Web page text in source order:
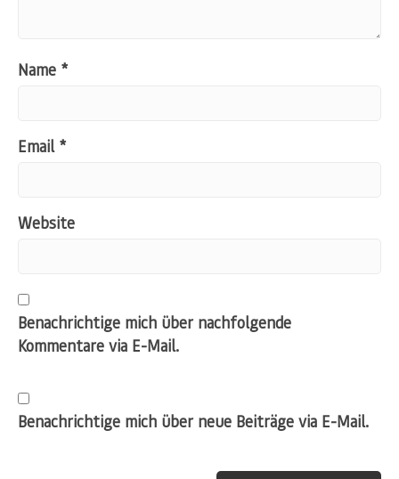
Name *
Email *
Website
Benachrichtige mich über nachfolgende
Kommentare via E-Mail.
Benachrichtige mich über neue Beiträge via E-Mail.